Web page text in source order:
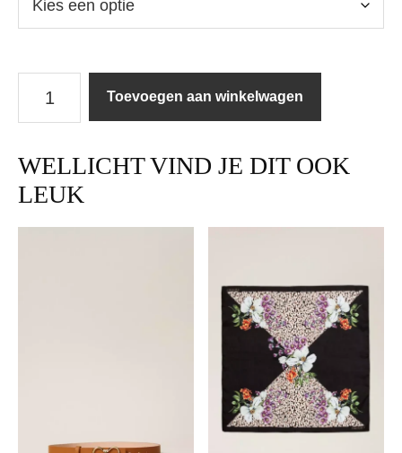
Jurk
261TT2212
13332
Toevoegen aan winkelwagen
WELLICHT VIND JE DIT OOK
LEUK